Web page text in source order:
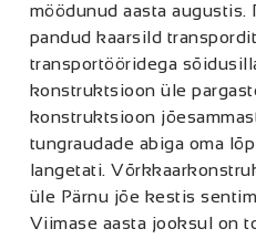
möödunud aasta
pandud kaarsild
transportööridega
konstruktsioon üle
konstruktsioon
tungraudade abiga oma
langetati.
üle Pärnu jõe kestis
Viimase aasta jooksul on